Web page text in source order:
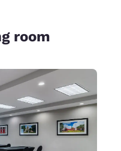
room